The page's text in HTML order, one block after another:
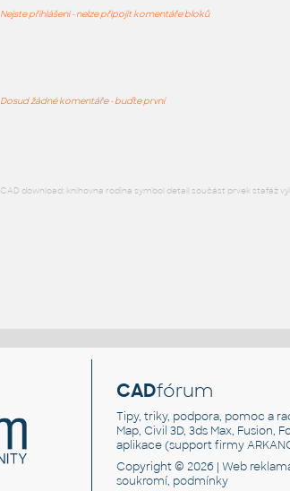
Nejste přihlášeni - nelze připojit komentáře bloků
Dosud žádné komentáře - buďte první
CAD download: knihovna rodina symbol detail součást prvek stafáž
CADfórum
Tipy, triky, podpora, pomoc a
Map, Civil 3D, 3ds Max, Fusion,
aplikace (support firmy
Copyright © 2026 |Web
soukromí, podmínky